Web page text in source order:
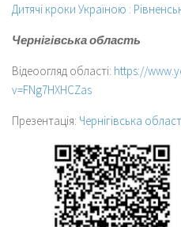
Дитячі кроки Україною :
Чернігівська область
Відеоогляд області: https://
v=FNg7HXHCZas
Презентація: Чернігівська